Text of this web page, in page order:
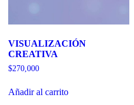
VISUALIZACIÓN
CREATIVA
$270,000
Añadir al carrito